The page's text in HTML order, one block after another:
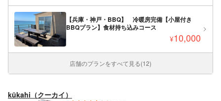
【兵庫・神戸・BBQ】 冷暖房完備【小屋付き
BBQプラン】食材持ち込みコース
¥10,000
店舗のプランをすべて見る(12)
kūkahi（クーカイ）